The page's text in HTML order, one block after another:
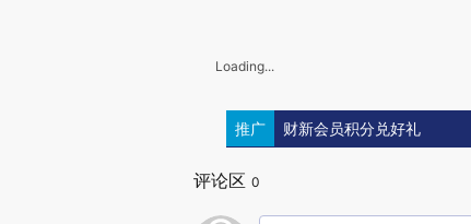
Loading...
推广 财新会员积分兑好礼
评论区 0